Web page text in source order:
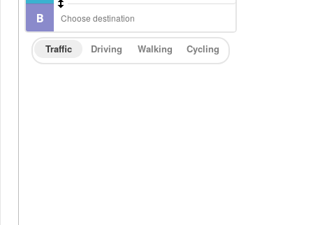
Traffic Driving Walking Cycling